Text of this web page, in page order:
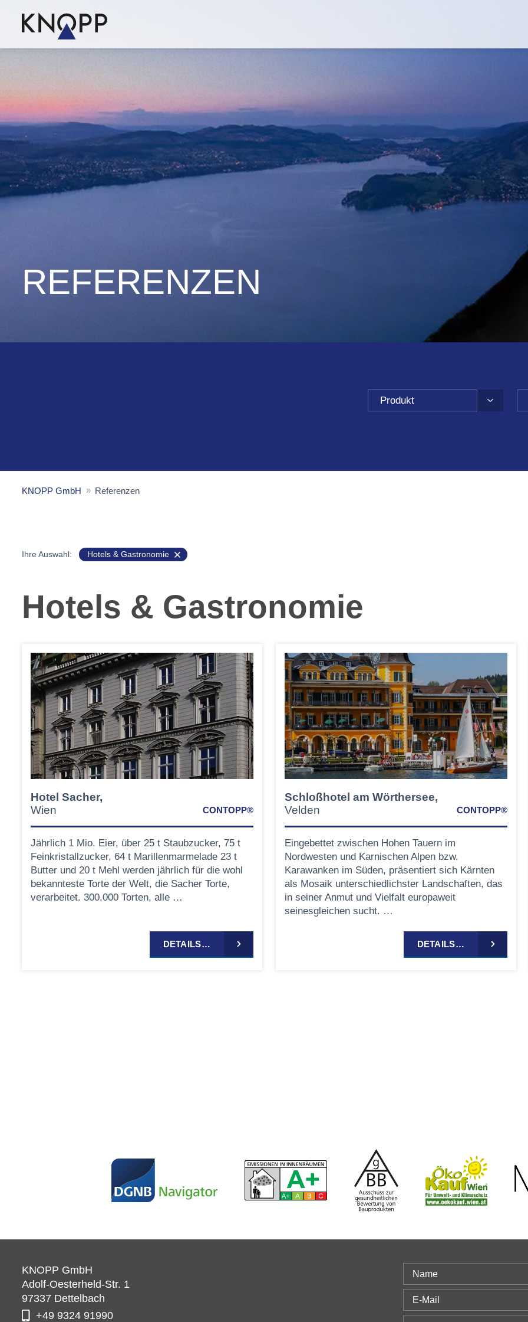
REFERENZEN
Produkt
KNOPP GmbH Referenzen
Ihre Auswahl: Hotels & Gastronomie
Hotels & Gastronomie
Hotel Sacher,
Wien
CONTOPP®
Jährlich 1 Mio. Eier, über 25 t Staubzucker, 75 t
Feinkristallzucker, 64 t Marillenmarmelade 23 t
Butter und 20 t Mehl werden jährlich für die wohl
bekannteste Torte der Welt, die Sacher Torte,
verarbeitet. 300.000 Torten, alle …
DETAILS…
Schloßhotel am Wörthersee,
Velden
CONTOPP®
Eingebettet zwischen Hohen Tauern im
Nordwesten und Karnischen Alpen bzw.
Karawanken im Süden, präsentiert sich Kärnten
als Mosaik unterschiedlichster Landschaften, das
in seiner Anmut und Vielfalt europaweit
seinesgleichen sucht. …
DETAILS…
KNOPP GmbH
Adolf-Oesterheld-Str. 1
97337 Dettelbach
+49 9324 91990